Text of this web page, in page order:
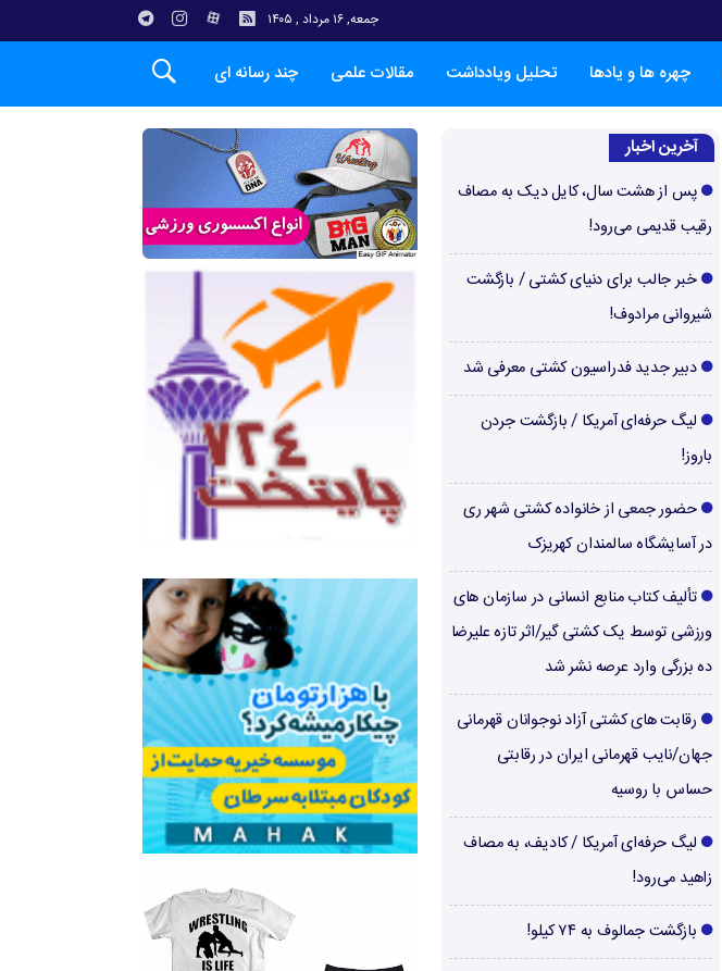
جمعه, ۱۶ مرداد , ۱۴۰۵
چهره ها و یادها تحلیل ویادداشت مقالات علمی چند رسانه ای
آخرین اخبار
پس از هشت سال، کایل دیک به مصاف
رقیب قدیمی می‌رود!
خبر جالب برای دنیای کشتی / بازگشت
شیروانی مرادوف!
دبیر جدید فدراسیون کشتی معرفی شد
لیگ حرفه‌ای آمریکا / بازگشت جردن
باروز!
حضور جمعی از خانواده کشتی شهر ری
در آسایشگاه سالمندان کهریزک
تألیف کتاب منابع انسانی در سازمان های
ورزشی توسط یک کشتی گیر/اثر تازه علیرضا
ده بزرگی وارد عرصه نشر شد
رقابت های کشتی آزاد نوجوانان قهرمانی
جهان/نایب قهرمانی ایران در رقابتی
حساس با روسیه
لیگ حرفه‌ای آمریکا / کادیف، به مصاف
زاهید می‌رود!
بازگشت جمالوف به ۷۴ کیلو!